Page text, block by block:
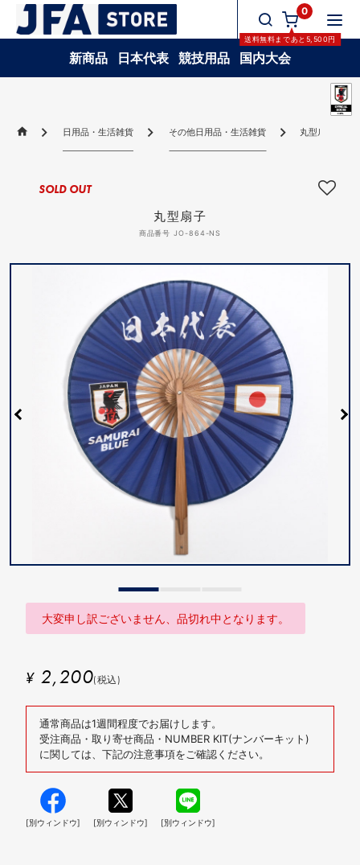
0
送料無料まであと 5,500円
新商品 日本代表 競技用品 国内大会
日用品・生活雑貨 その他日用品・生活雑貨 丸型扇子
丸型扇子
商品番号 JO-864-NS
SOLD OUT
大変申し訳ございません、品切れ中となります。
¥ 2,200(税込)
通常商品は1週間程度でお届けします。
受注商品・取り寄せ商品・NUMBER KIT(ナンバーキット)
に関しては、下記の注意事項をご確認ください。
[別ウィンドウ] [別ウィンドウ] [別ウィンドウ]